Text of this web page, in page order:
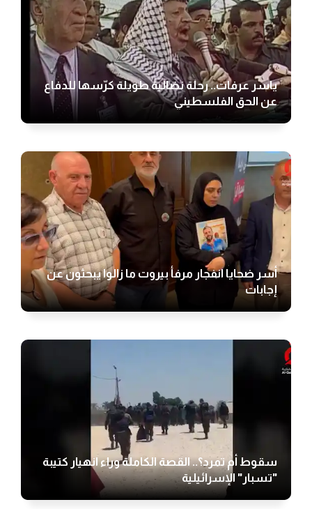
ياسر عرفات.. رحلة نضالية طويلة كرّسها للدفاع
عن الحق الفلسطيني
أسر ضحايا انفجار مرفأ بيروت ما زالوا يبحثون عن
إجابات
سقوط أم تمرد؟.. القصة الكاملة وراء انهيار كتيبة
"تسبار" الإسرائيلية